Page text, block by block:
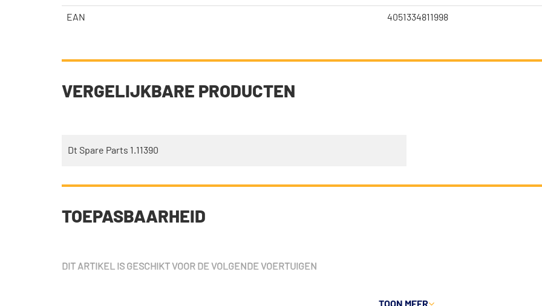
EAN 4051334811998
VERGELIJKBARE PRODUCTEN
Dt Spare Parts 1.11390
TOEPASBAARHEID
DIT ARTIKEL IS GESCHIKT VOOR DE VOLGENDE VOERTUIGEN